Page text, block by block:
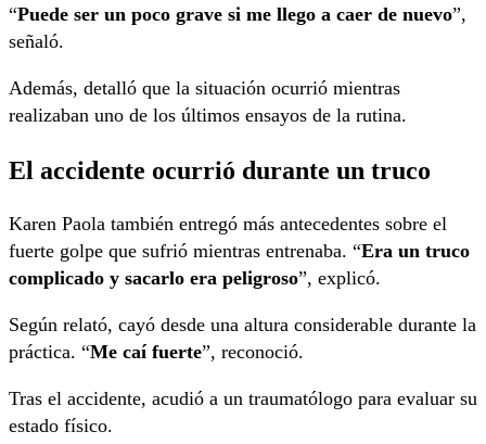
“Puede ser un poco grave si me llego a caer de nuevo”,
señaló.
Además, detalló que la situación ocurrió mientras
realizaban uno de los últimos ensayos de la rutina.
El accidente ocurrió durante un truco
Karen Paola también entregó más antecedentes sobre el
fuerte golpe que sufrió mientras entrenaba. “Era un truco
complicado y sacarlo era peligroso”, explicó.
Según relató, cayó desde una altura considerable durante la
práctica. “Me caí fuerte”, reconoció.
Tras el accidente, acudió a un traumatólogo para evaluar su
estado físico.